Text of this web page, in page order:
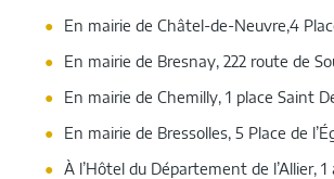
En mairie de Châtel-de-Neuvre,4
En mairie de Bresnay, 222 route de
En mairie de Chemilly, 1 place Saint
En mairie de Bressolles, 5 Place de
À l’Hôtel du Département de l’Allier,